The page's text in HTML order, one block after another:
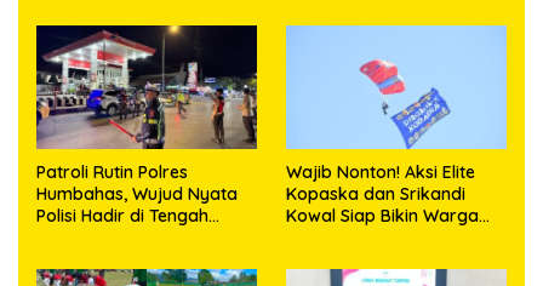
Patroli Rutin Polres
Humbahas, Wujud Nyata
Polisi Hadir di Tengah
Wajib Nonton! Aksi Elite
Kopaska dan Srikandi
Kowal Siap Bikin Warga